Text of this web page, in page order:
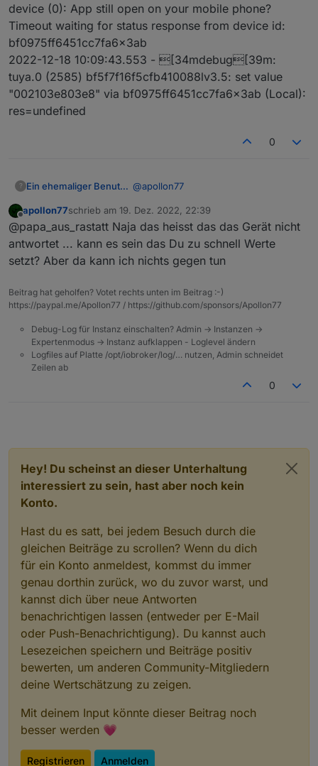
device (0): App still open on your mobile phone?
Timeout waiting for status response from device id:
bf0975ff6451cc7fa6x3ab
2022-12-18 10:09:43.553 - [34mdebug[39m:
tuya.0 (2585) bf5f7f16f5cfb410088lv3.5: set value
"002103e803e8" via bf0975ff6451cc7fa6x3ab (Local):
res=undefined
0
? Ein ehemaliger Benutzer @apollon77
na mach ich doch, ich will ja helfen.
also device-id ist:
bf5f7f16f5cfb410088lv3
so wie ich es einschätze, gehen
Beispiel:
2022-12-18 10:09:43.553 -
[34mdebug[39m: tuya.0 (2585)
device (0): App still open on your
mobile phone? Timeout waiting for
status response from device id:
2022-12-18 10:09:43.553 -
apollon77schrieb am 19. Dez. 2022, 22:39
zuletzt editiert von
@papa_aus_rastatt Naja das heisst das das Gerät nicht
antwortet ... kann es sein das Du zu schnell Werte
setzt? Aber da kann ich nichts gegen tun
Beitrag hat geholfen? Votet rechts unten im Beitrag :-)
https://paypal.me/Apollon77 / https://github.com/sponsors/Apollon77
Debug-Log für Instanz einschalten? Admin -> Instanzen ->
Expertenmodus -> Instanz aufklappen - Loglevel ändern
Logfiles auf Platte /opt/iobroker/log/… nutzen, Admin schneidet
Zeilen ab
0
Hey! Du scheinst an dieser Unterhaltung
interessiert zu sein, hast aber noch kein
Konto.
Hast du es satt, bei jedem Besuch durch die
gleichen Beiträge zu scrollen? Wenn du dich
für ein Konto anmeldest, kommst du immer
genau dorthin zurück, wo du zuvor warst, und
kannst dich über neue Antworten
benachrichtigen lassen (entweder per E-Mail
oder Push-Benachrichtigung). Du kannst auch
Lesezeichen speichern und Beiträge positiv
bewerten, um anderen Community-Mitgliedern
deine Wertschätzung zu zeigen.
Mit deinem Input könnte dieser Beitrag noch
besser werden 💗
Registrieren Anmelden